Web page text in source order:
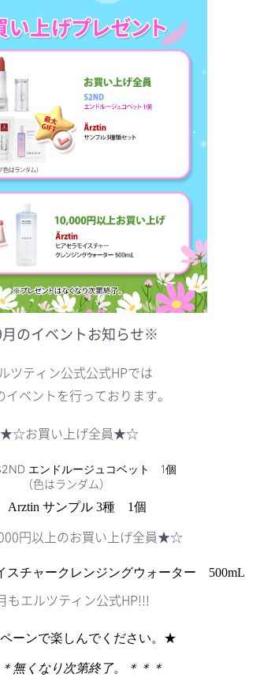
月のイベントお知らせ※
ツティン公式公式HPでは
イベントを行っております。
★☆お買い上げ全員★☆
エンドルージュコベット 1個
ム）
Arztin サンプル 3種 1個
円以上のお買い上げ全員★☆
スチャークレンジングウォーター 500mL
もエルツティン公式HP!!!
ーンで楽しんでください。★
無くなり次第終了。＊＊＊